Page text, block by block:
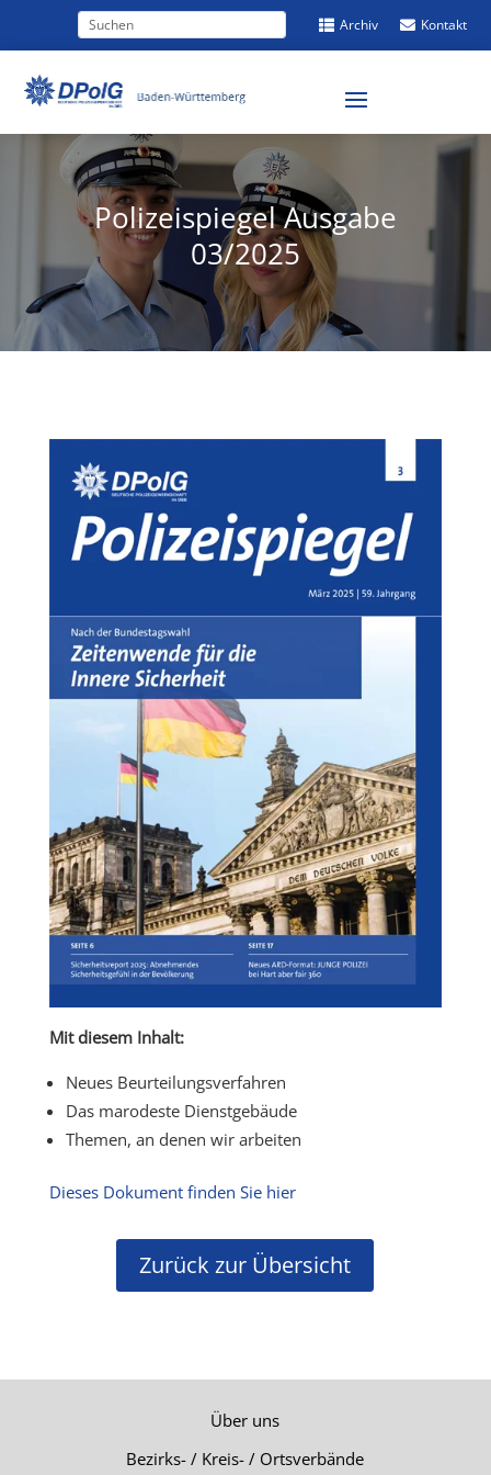
 Kontakt
 Archiv
Polizeispiegel Ausgabe
03/2025
Mit diesem Inhalt:
Neues Beurteilungsverfahren
Das marodeste Dienstgebäude
Themen, an denen wir arbeiten
Dieses Dokument finden Sie hier
Zurück zur Übersicht
Über uns
Bezirks- / Kreis- / Ortsverbände